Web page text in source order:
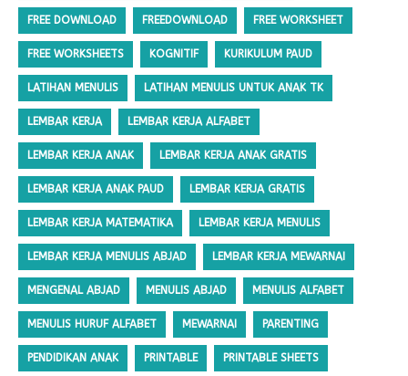
FREE DOWNLOAD FREEDOWNLOAD FREE WORKSHEET
FREE WORKSHEETS KOGNITIF KURIKULUM PAUD
LATIHAN MENULIS LATIHAN MENULIS UNTUK ANAK TK
LEMBAR KERJA LEMBAR KERJA ALFABET
LEMBAR KERJA ANAK LEMBAR KERJA ANAK GRATIS
LEMBAR KERJA ANAK PAUD LEMBAR KERJA GRATIS
LEMBAR KERJA MATEMATIKA LEMBAR KERJA MENULIS
LEMBAR KERJA MENULIS ABJAD LEMBAR KERJA MEWARNAI
MENGENAL ABJAD MENULIS ABJAD MENULIS ALFABET
MENULIS HURUF ALFABET MEWARNAI PARENTING
PENDIDIKAN ANAK PRINTABLE PRINTABLE SHEETS